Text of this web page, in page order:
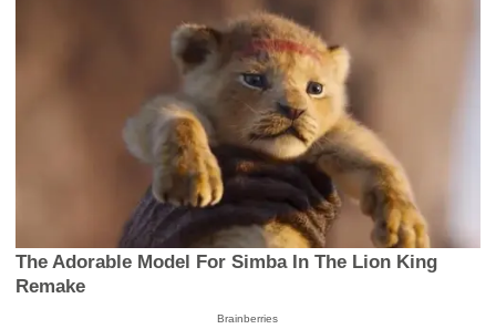
The Adorable Model For Simba In The Lion King
Remake
Brainberries